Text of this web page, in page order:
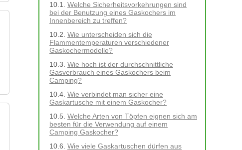
Welche Sicherheitsvorkehrungen sind
bei der Benutzung eines Gaskochers im
Innenbereich zu treffen?
Wie unterscheiden sich die
Flammentemperaturen verschiedener
Gaskochermodelle?
Wie hoch ist der durchschnittliche
Gasverbrauch eines Gaskochers beim
Camping?
Wie verbindet man sicher eine
Gaskartusche mit einem Gaskocher?
Welche Arten von Töpfen eignen sich am
besten für die Verwendung auf einem
Camping Gaskocher?
Wie viele Gaskartuschen dürfen aus